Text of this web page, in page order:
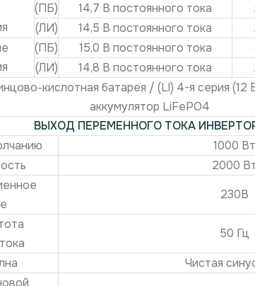
(ПБ) 14,7 В постоянного тока
(ЛИ)
14,5 В постоянного тока
(ПБ) 15,0 В постоянного тока
(ЛИ)
14,8 В постоянного тока
кислотная батарея / (Ll) 4-я серия (12
аккумулятор LiFePO4
ВЫХОД ПЕРЕМЕННОГО ТОКА
1000 Вт
2000
230В
50 Гц
Чистая